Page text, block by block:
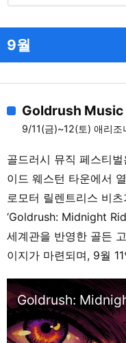
9월
Goldrush Music
9/11(금)~12(토) 애리조
골드러시 뮤직 페스티
이드 웨스턴 타운에서
로모터 릴렌트리스 비
‘Goldrush: Midnight
세계관을 반영한 골든
이지가 마련되며, 9월
Goldrush: